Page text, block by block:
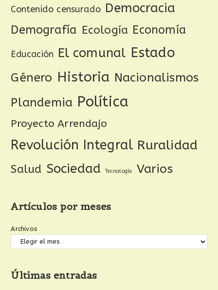
Contenido censurado Democracia
Demografía Ecología Economía
Educación El comunal Estado
Género Historia Nacionalismos
Plandemia Política
Proyecto Arrendajo
Revolución Integral Ruralidad
Salud Sociedad Tecnología Varios
Artículos por meses
Archivos
Últimas entradas